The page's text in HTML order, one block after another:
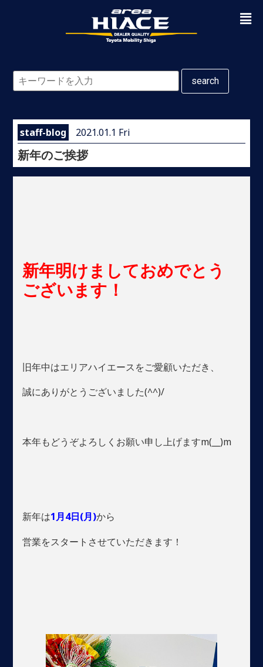
search
staff-blog 2021.01.1 Fri
新年のご挨拶
新年明けましておめでとう
ございます！
旧年中はエリアハイエースをご愛顧いただき、
誠にありがとうございました(^^)/
本年もどうぞよろしくお願い申し上げますm(__)m
新年は1月4日(月)から
営業をスタートさせていただきます！